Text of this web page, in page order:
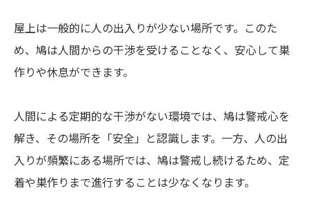
屋上は一般的に人の出入りが少ない場所です。このた
め、鳩は人間からの干渉を受けることなく、安心して巣
作りや休息ができます。
人間による定期的な干渉がない環境では、鳩は警戒心を
解き、その場所を「安全」と認識します。一方、人の出
入りが頻繁にある場所では、鳩は警戒し続けるため、定
着や巣作りまで進行することは少なくなります。